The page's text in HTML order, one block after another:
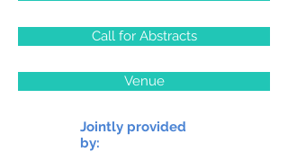
Call for Abstracts
Venue
Jointly provided
by: